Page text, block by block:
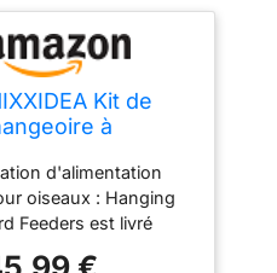
de l'alimentation de
types
pendant votre
libre. Cadeau de
pour oiseaux :
Deco propose
produits de haute
tels que les
d'alimentation
Kit de
à
à 5 griffes,
pour
avec
d'alimentation
oiseaux : Hanging
Feeders est livré